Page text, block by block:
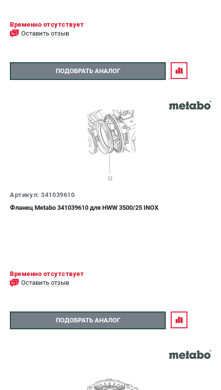
Временно отсутствует
Оставить отзыв
ПОДОБРАТЬ АНАЛОГ
Артикул: 341039610
Фланец Metabo 341039610 для HWW 3500/25 INOX
Временно отсутствует
Оставить отзыв
ПОДОБРАТЬ АНАЛОГ